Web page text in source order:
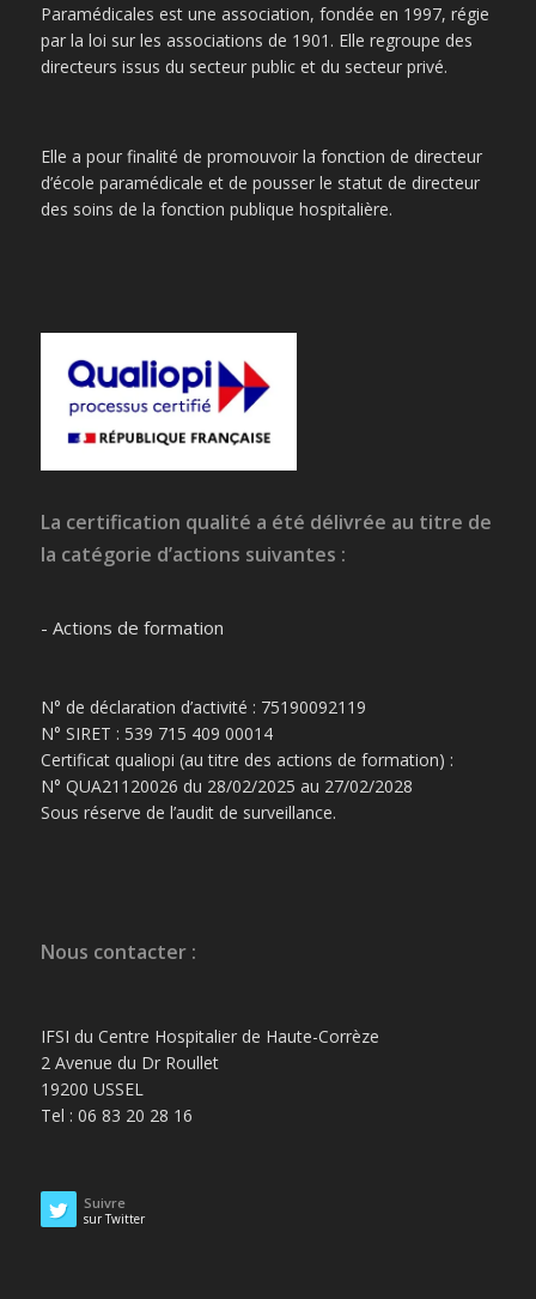
Paramédicales est une association, fondée en 1997, régie
par la loi sur les associations de 1901. Elle regroupe des
directeurs issus du secteur public et du secteur privé.
Elle a pour finalité de promouvoir la fonction de directeur
d’école paramédicale et de pousser le statut de directeur
des soins de la fonction publique hospitalière.
La certification qualité a été délivrée au titre de
la catégorie d’actions suivantes :
- Actions de formation
N° de déclaration d’activité : 75190092119
N° SIRET : 539 715 409 00014
Certificat qualiopi (au titre des actions de formation) :
N° QUA21120026 du 28/02/2025 au 27/02/2028
Sous réserve de l’audit de surveillance.
Nous contacter :
IFSI du Centre Hospitalier de Haute-Corrèze
2 Avenue du Dr Roullet
19200 USSEL
Tel : 06 83 20 28 16
Suivre
sur Twitter